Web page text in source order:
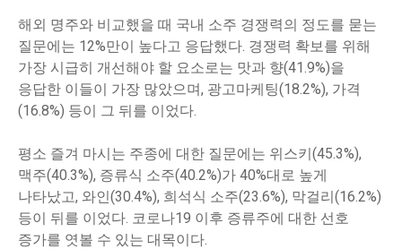
해외 명주와 비교했을 때 국내 소주 경쟁력의 정도를 묻는
질문에는 12%만이 높다고 응답했다. 경쟁력 확보를 위해
가장 시급히 개선해야 할 요소로는 맛과 향(41.9%)을
응답한 이들이 가장 많았으며, 광고마케팅(18.2%), 가격
(16.8%) 등이 그 뒤를 이었다.
평소 즐겨 마시는 주종에 대한 질문에는 위스키(45.3%),
맥주(40.3%), 증류식 소주(40.2%)가 40%대로 높게
나타났고, 와인(30.4%), 희석식 소주(23.6%), 막걸리(16.2%)
등이 뒤를 이었다. 코로나19 이후 증류주에 대한 선호
증가를 엿볼 수 있는 대목이다.